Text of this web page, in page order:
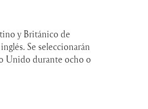
y Británico de
Se seleccionarán
Unido durante ocho o